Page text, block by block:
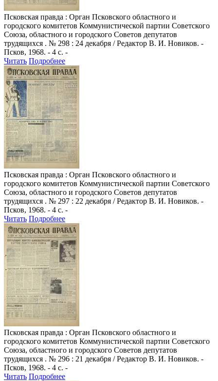
Псковская правда : Орган Псковского областного и
городского комитетов Коммунистической партии Советского
Союза, областного и городского Советов депутатов
трудящихся . № 298 : 24 декабря / Редактор В. И. Новиков. -
Псков, 1968. - 4 с. -
Читать Подробнее
Псковская правда : Орган Псковского областного и
городского комитетов Коммунистической партии Советского
Союза, областного и городского Советов депутатов
трудящихся . № 297 : 22 декабря / Редактор В. И. Новиков. -
Псков, 1968. - 4 с. -
Читать Подробнее
Псковская правда : Орган Псковского областного и
городского комитетов Коммунистической партии Советского
Союза, областного и городского Советов депутатов
трудящихся . № 296 : 21 декабря / Редактор В. И. Новиков. -
Псков, 1968. - 4 с. -
Читать Подробнее